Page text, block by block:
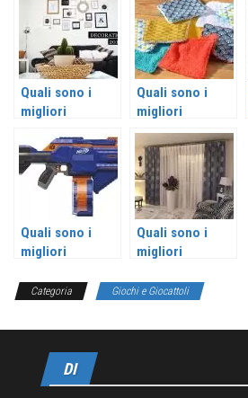
candele?
lavello?
Quali sono i
migliori
decorativi?
Quali sono i
migliori
accessori
riutilizzabili?
Quali sono i
migliori
Quali sono i
migliori
tende?
Categoria Giochi e Giocattoli
DI